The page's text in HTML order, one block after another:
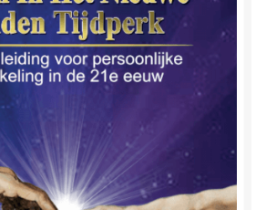
in de Oceaan.’ Meditatieve haiku’s
Hal der Zuilen